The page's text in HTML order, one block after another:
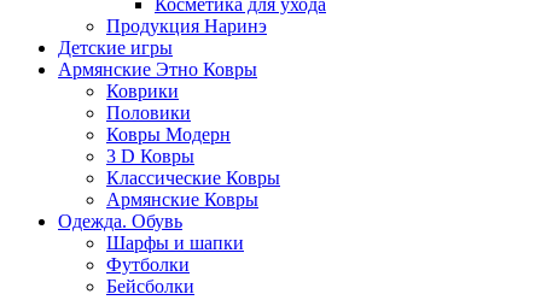
Косметика для ухода
Продукция Наринэ
Детские игры
Армянские Этно Ковры
Коврики
Половики
Ковры Модерн
3 D Ковры
Классические Ковры
Армянские Ковры
Одежда. Обувь
Шарфы и шапки
Футболки
Бейсболки